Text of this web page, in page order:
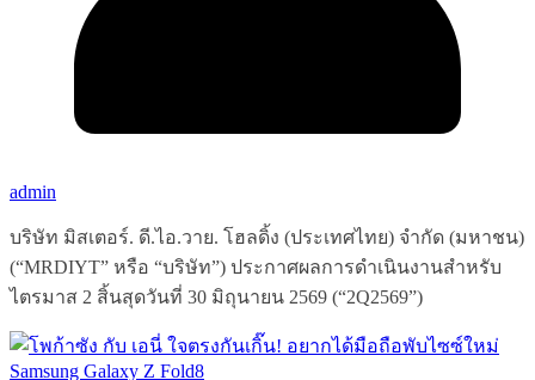
admin
บริษัท มิสเตอร์. ดี.ไอ.วาย. โฮลดิ้ง (ประเทศไทย) จำกัด (มหาชน)
(“MRDIYT” หรือ “บริษัท”) ประกาศผลการดำเนินงานสำหรับ
ไตรมาส 2 สิ้นสุดวันที่ 30 มิถุนายน 2569 (“2Q2569”)